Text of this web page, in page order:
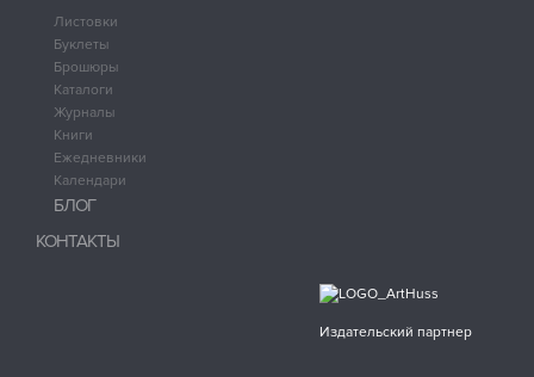
Листовки
Буклеты
Брошюры
Каталоги
Журналы
Книги
Ежедневники
Календари
БЛОГ
КОНТАКТЫ
Издательский партнер